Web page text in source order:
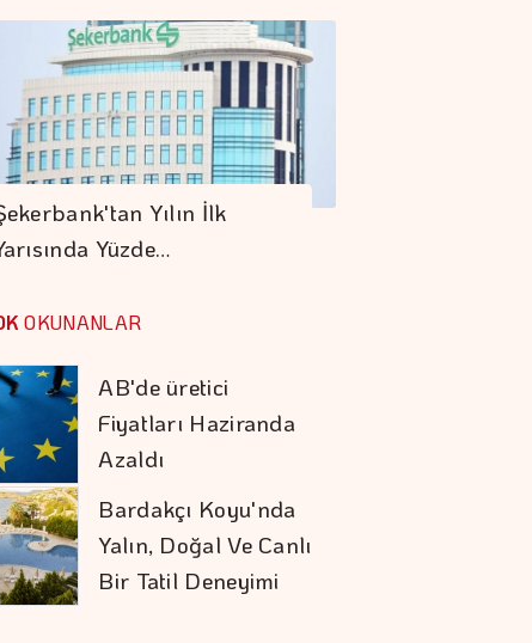
Yılın İlk
Yüzde…
OKUNANLAR
Avrupa Borsaları
Pozitif Seyrediyor
AB'de üretici
Fiyatları Haziranda
Azaldı
Bardakçı Koyu'nda
Bir Tatil Deneyimi
Aşırı Sıcaklar İnsani
Ve Ekonomik
Bilançoyu
Ağırlaştırıyor
Zorlu Küresel
Koşullara Rağmen
çevikliğini Korudu